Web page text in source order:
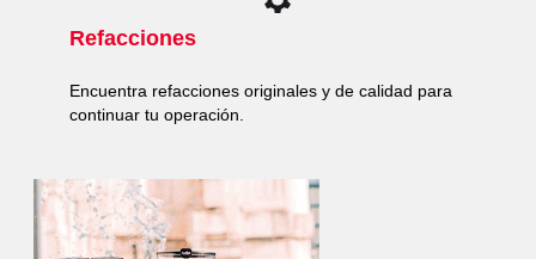
Refacciones
Encuentra refacciones originales y de calidad para
continuar tu operación.